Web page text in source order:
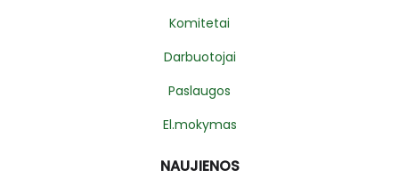
Komitetai
Darbuotojai
Paslaugos
El.mokymas
NAUJIENOS